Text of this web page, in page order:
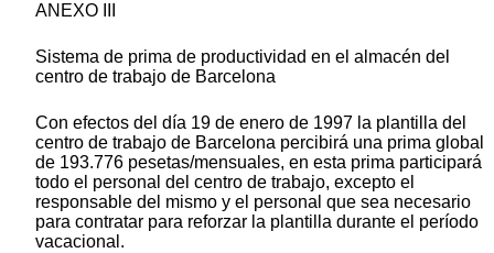
ANEXO III
Sistema de prima de productividad en el almacén del
centro de trabajo de Barcelona
Con efectos del día 19 de enero de 1997 la plantilla del
centro de trabajo de Barcelona percibirá una prima global
de 193.776 pesetas/mensuales, en esta prima participará
todo el personal del centro de trabajo, excepto el
responsable del mismo y el personal que sea necesario
para contratar para reforzar la plantilla durante el período
vacacional.